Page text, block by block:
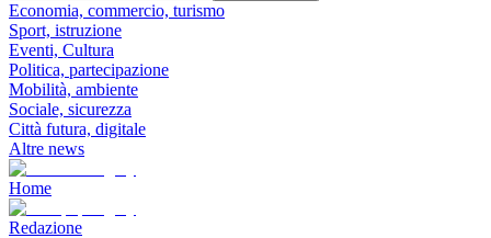
Economia, commercio, turismo
Sport, istruzione
Eventi, Cultura
Politica, partecipazione
Mobilità, ambiente
Sociale, sicurezza
Città futura, digitale
Altre news
Home
Redazione